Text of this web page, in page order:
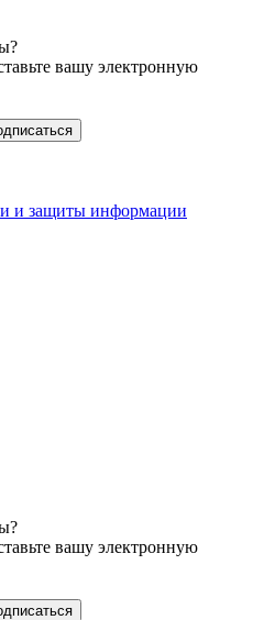
вашу электронную
и защиты информации
вашу электронную